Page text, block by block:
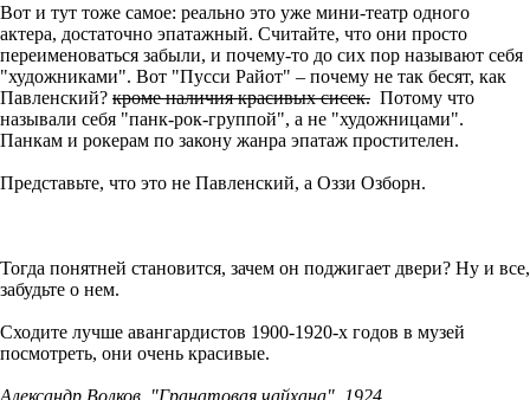
Вот и тут тоже самое: реально это уже мини-театр одного
актера, достаточно эпатажный. Считайте, что они просто
переименоваться забыли, и почему-то до сих пор называют себя
"художниками". Вот "Пусси Райот" – почему не так бесят, как
Павленский? кроме наличия красивых сисек. Потому что
называли себя "панк-рок-группой", а не "художницами".
Панкам и рокерам по закону жанра эпатаж простителен.
Представьте, что это не Павленский, а Оззи Озборн.
Тогда понятней становится, зачем он поджигает двери? Ну и все,
забудьте о нем.
Сходите лучше авангардистов 1900-1920-х годов в музей
посмотреть, они очень красивые.
Александр Волков. "Гранатовая чайхана". 1924